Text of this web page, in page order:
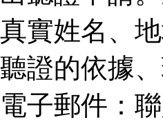
真實姓名、
聽證的依據
電子郵件：